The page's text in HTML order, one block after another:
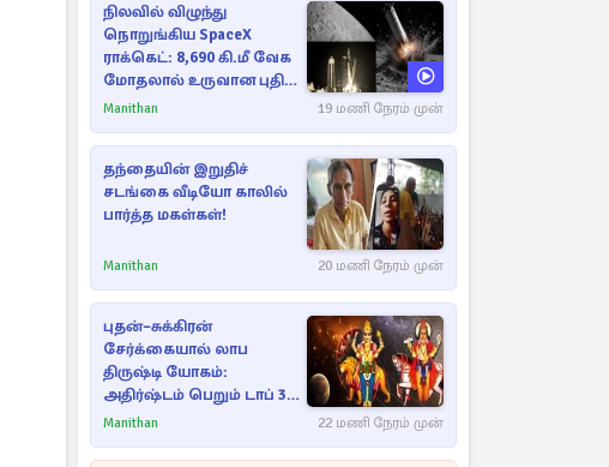
நிலவில் விழுந்து
நொறுங்கிய SpaceX
ராக்கெட்: 8,690 கி.மீ வேக
மோதலால் உருவான புதிய
பள்ளம்!
Manithan 19 மணி நேரம் முன்
தந்தையின் இறுதிச்
சடங்கை வீடியோ காலில்
பார்த்த மகள்கள்!
Manithan 20 மணி நேரம் முன்
புதன்–சுக்கிரன்
சேர்க்கையால் லாப
திருஷ்டி யோகம்:
அதிர்ஷ்டம் பெறும் டாப் 3
ராசிகள்!
Manithan 22 மணி நேரம் முன்